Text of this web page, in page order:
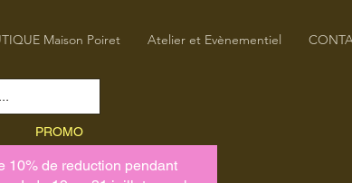
Maison Poiret Atelier et Evènementiel
PROMO